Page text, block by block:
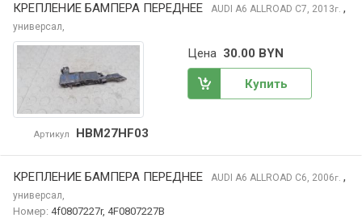
КРЕПЛЕНИЕ БАМПЕРА ПЕРЕДНЕЕ AUDI A6 ALLROAD C7, 2013г. ,
универсал,
Артикул HBM27HF03
Цена 30.00 BYN
Купить
КРЕПЛЕНИЕ БАМПЕРА ПЕРЕДНЕЕ AUDI A6 ALLROAD C6, 2006г. ,
универсал,
Номер: 4f0807227r, 4F0807227B